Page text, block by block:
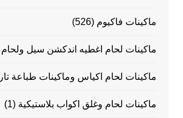
ماكينات فاكيوم (526)
ماكينات لحام اغطيه اندكشن سيل
ماكينات لحام اكياس وماكينات طباعة
ماكينات لحام وغلق اكواب بلاستيكية (1)